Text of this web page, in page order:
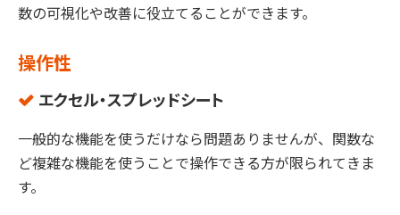
数の可視化や改善に役立てることができます。
操作性
エクセル・スプレッドシート
一般的な機能を使うだけなら問題ありませんが、関数な
ど複雑な機能を使うことで操作できる方が限られてきま
す。